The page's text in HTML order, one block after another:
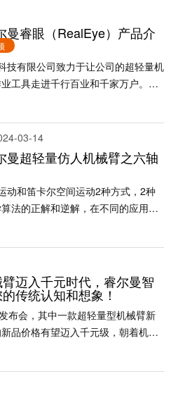
曼睿眼（RealEye）产品介
限公司致力于让公司的超轻量机
工具走进千行百业和千家万户。为
03-14
曼超轻量仿人机械臂之六轴
和笛卡尔空间运动2种方式，2种
法的正解和逆解，在不同的应用场
臂迈入千元时代，睿尔曼智
传统认知和想象！
布会，其中一款超轻量型机械臂新
品价格有望迈入千元级，朝着机器
曼本次即将亮相的新品共有三款，